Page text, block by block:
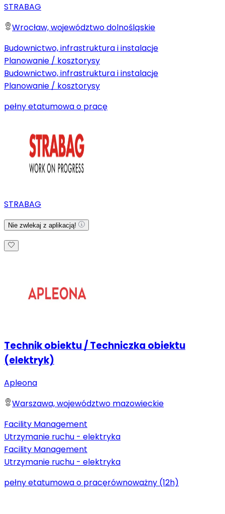
STRABAG
Wrocław, województwo dolnośląskie
Budownictwo, infrastruktura i instalacje
Planowanie / kosztorysy
Budownictwo, infrastruktura i instalacje
Planowanie / kosztorysy
pełny etatumowa o pracę
STRABAG
Nie zwlekaj z aplikacją!
Technik obiektu / Techniczka obiektu
(elektryk)
Apleona
Warszawa, województwo mazowieckie
Facility Management
Utrzymanie ruchu - elektryka
Facility Management
Utrzymanie ruchu - elektryka
pełny etatumowa o pracęrównoważny (12h)